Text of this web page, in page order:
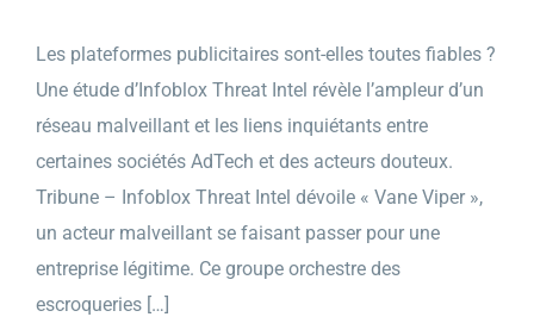
Les plateformes publicitaires sont-elles toutes fiables ?
Une étude d’Infoblox Threat Intel révèle l’ampleur d’un
réseau malveillant et les liens inquiétants entre
certaines sociétés AdTech et des acteurs douteux.
Tribune – Infoblox Threat Intel dévoile « Vane Viper »,
un acteur malveillant se faisant passer pour une
entreprise légitime. Ce groupe orchestre des
escroqueries […]